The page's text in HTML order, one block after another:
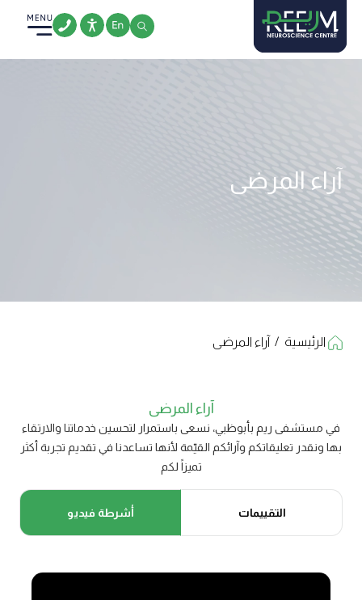
content
آراء المرضى
الرئيسية / آراء المرضى
آراء المرضى
في مستشفى ريم بأبوظبي، نسعى باستمرار لتحسين خدماتنا والارتقاء
بها ونقدر تعليقاتكم وآرائكم القيّمة لأنها تساعدنا في تقديم تجربة أكثر
تميزاً لكم
أشرطة فيديو التقييمات